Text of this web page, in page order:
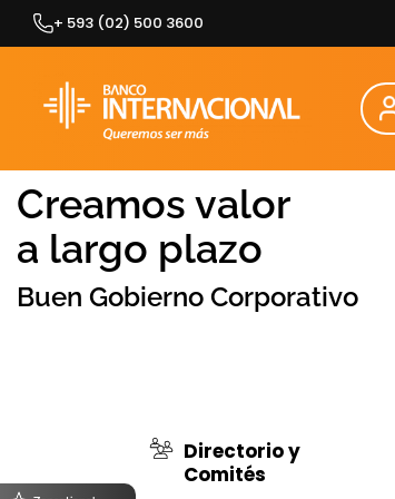
Skip
+ 593 (02) 500 3600
Creamos valor
a largo plazo
Buen Gobierno Corporativo
Directorio y
Comités